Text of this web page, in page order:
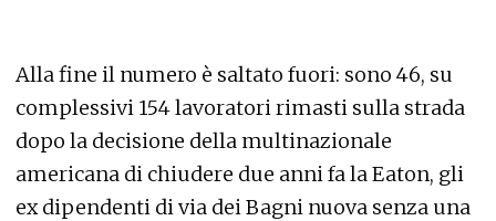
Alla fine il numero è saltato fuori: sono 46, su
complessivi 154 lavoratori rimasti sulla strada
dopo la decisione della multinazionale
americana di chiudere due anni fa la Eaton, gli
ex dipendenti di via dei Bagni nuova senza una